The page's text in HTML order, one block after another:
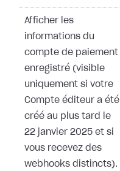
Afficher les
informations du
compte de paiement
enregistré (visible
uniquement si votre
Compte éditeur a été
créé au plus tard le
22 janvier 2025 et si
vous recevez des
webhooks distincts).